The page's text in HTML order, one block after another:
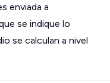
enviada a
se indique lo
se calculan a nivel